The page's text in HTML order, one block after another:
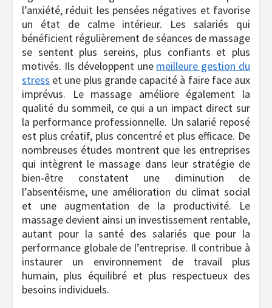
l’anxiété, réduit les pensées négatives et favorise
un état de calme intérieur. Les salariés qui
bénéficient régulièrement de séances de massage
se sentent plus sereins, plus confiants et plus
motivés. Ils développent une meilleure gestion du
stress et une plus grande capacité à faire face aux
imprévus. Le massage améliore également la
qualité du sommeil, ce qui a un impact direct sur
la performance professionnelle. Un salarié reposé
est plus créatif, plus concentré et plus efficace. De
nombreuses études montrent que les entreprises
qui intègrent le massage dans leur stratégie de
bien‑être constatent une diminution de
l’absentéisme, une amélioration du climat social
et une augmentation de la productivité. Le
massage devient ainsi un investissement rentable,
autant pour la santé des salariés que pour la
performance globale de l’entreprise. Il contribue à
instaurer un environnement de travail plus
humain, plus équilibré et plus respectueux des
besoins individuels.